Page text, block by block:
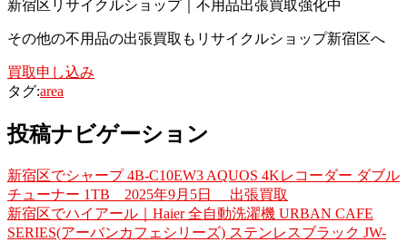
新宿区リサイクルショップ｜不用品出張買取強化中
その他の不用品の出張買取もリサイクルショップ新宿区へ
買取申し込み
タグ:area
投稿ナビゲーション
新宿区でシャープ 4B-C10EW3 AQUOS 4Kレコーダー ダブル
チューナー 1TB 2025年9月5日 出張買取
新宿区でハイアール｜Haier 全自動洗濯機 URBAN CAFE
SERIES(アーバンカフェシリーズ) ステンレスブラック JW-